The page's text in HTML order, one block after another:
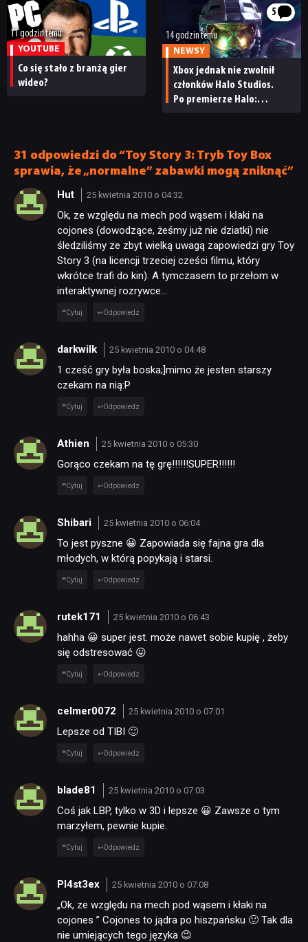
RECENZJE
11 godzin temu
YOUTUBE
Co się stało z branżą gier
wideo?
5
14 godzin temu
NEWSY
Xbox jednak nie zwolnił
członków Halo Studios.
Po premierze Halo:
31 odpowiedzi do “Toy Story 3: Tryb Toy Box
sprawia, że „normalne” zabawki mogą zniknąć”
Hut 25 kwietnia 2010 o 04:32
Ok, ze względu na mech pod wąsem i kłaki na
cojones (dowodzące, żeśmy już nie dziatki) nie
śledziliśmy ze zbyt wielką uwagą zapowiedzi gry Toy
Story 3 (na licencji trzeciej cześci filmu, który
wkrótce trafi do kin). A tymczasem to przełom w
interaktywnej rozrywce…
Cytuj Odpowiedz
darkwilk 25 kwietnia 2010 o 04:48
1 cześć gry była boska;]mimo że jesten starszy
czekam na nią:P
Cytuj Odpowiedz
Athien 25 kwietnia 2010 o 05:30
Gorąco czekam na tę grę!!!!!!SUPER!!!!!!
Cytuj Odpowiedz
Shibari 25 kwietnia 2010 o 06:04
To jest pyszne 😀 Zapowiada się fajna gra dla
młodych, w którą popykają i starsi.
Cytuj Odpowiedz
rutek171 25 kwietnia 2010 o 06:43
hahha 😀 super jest. może nawet sobie kupię , żeby
się odstresować 😛
Cytuj Odpowiedz
celmer0072 25 kwietnia 2010 o 07:01
Lepsze od TIBI 🙂
Cytuj Odpowiedz
blade81 25 kwietnia 2010 o 07:03
Coś jak LBP, tylko w 3D i lepsze 😀 Zawsze o tym
marzyłem, pewnie kupie.
Cytuj Odpowiedz
Pl4st3ex 25 kwietnia 2010 o 07:08
„Ok, ze względu na mech pod wąsem i kłaki na
cojones ” Cojones to jądra po hiszpańsku 🙂 Tak dla
nie umiejących tego języka 😉